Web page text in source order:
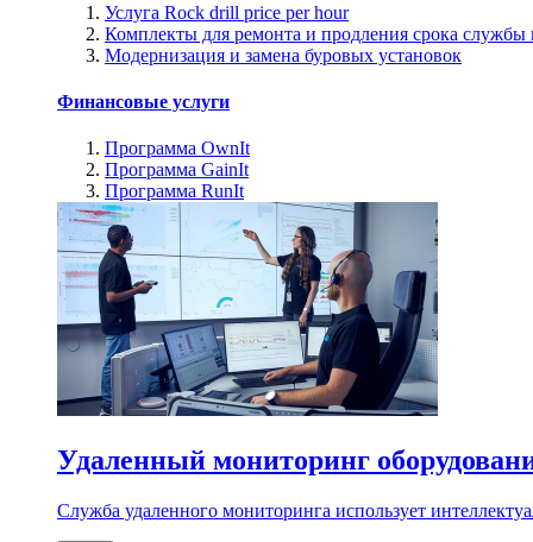
Услуга Rock drill price per hour
Комплекты для ремонта и продления срока службы
Модернизация и замена буровых установок
Финансовые услуги
Программа OwnIt
Программа GainIt
Программа RunIt
Удаленный мониторинг
Служба удаленного мониторинга использует